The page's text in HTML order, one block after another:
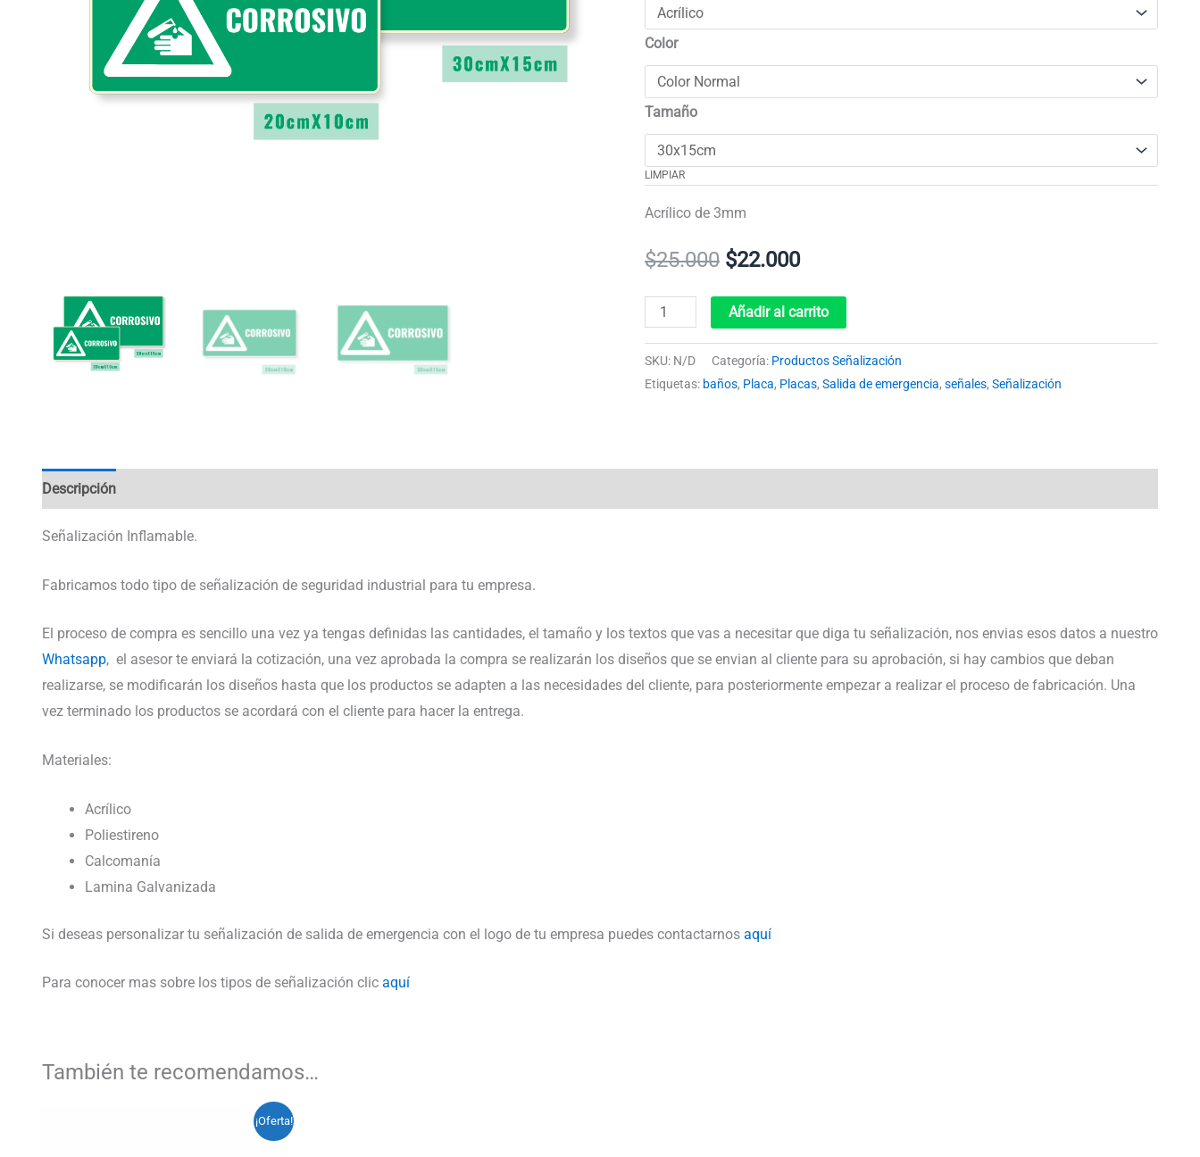
Color
Tamaño
LIMPIAR
Acrílico de 3mm
$25.000 $22.000
Añadir al carrito
SKU: N/D Categoría: Productos Señalización
Etiquetas: baños, Placa, Placas, Salida de emergencia, señales, Señalización
Descripción
Señalización Inflamable.
Fabricamos todo tipo de señalización de seguridad industrial para tu empresa.
El proceso de compra es sencillo una vez ya tengas definidas las cantidades, el tamaño y los textos que vas a necesitar que diga tu señalización, nos envias esos datos a nuestro
Whatsapp, el asesor te enviará la cotización, una vez aprobada la compra se realizarán los diseños que se envian al cliente para su aprobación, si hay cambios que deban
realizarse, se modificarán los diseños hasta que los productos se adapten a las necesidades del cliente, para posteriormente empezar a realizar el proceso de fabricación. Una
vez terminado los productos se acordará con el cliente para hacer la entrega.
Materiales:
Acrílico
Poliestireno
Calcomanía
Lamina Galvanizada
Si deseas personalizar tu señalización de salida de emergencia con el logo de tu empresa puedes contactarnos aquí
Para conocer mas sobre los tipos de señalización clic aquí
También te recomendamos…
¡Oferta!
producto